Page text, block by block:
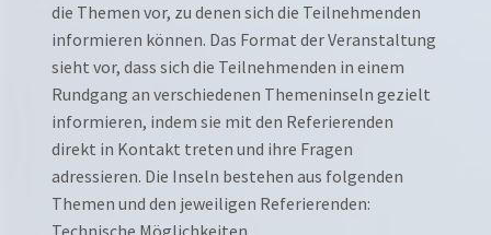
die Themen vor, zu denen sich die Teilnehmenden
informieren können. Das Format der Veranstaltung
sieht vor, dass sich die Teilnehmenden in einem
Rundgang an verschiedenen Themeninseln gezielt
informieren, indem sie mit den Referierenden
direkt in Kontakt treten und ihre Fragen
adressieren. Die Inseln bestehen aus folgenden
Themen und den jeweiligen Referierenden: